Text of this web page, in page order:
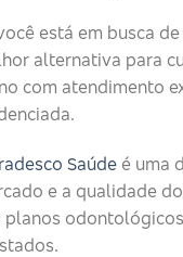
está em busca
alternativa para
com atendimento
Saúde é uma
e a qualidade
planos